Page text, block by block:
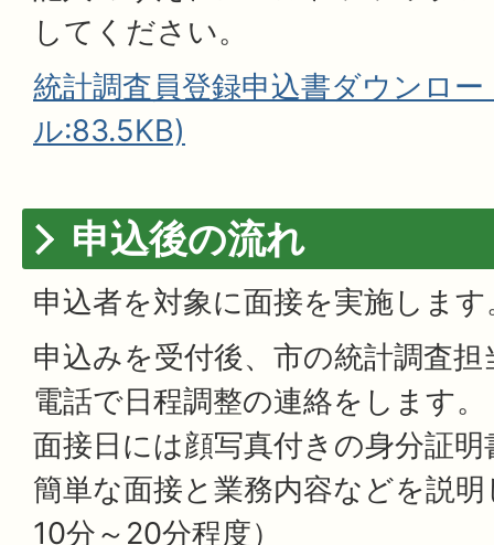
してください。
統計調査員登録申込書ダウンロ
ル:83.5KB)
申込後の流れ
申込者を対象に面接を実施します
申込みを受付後、市の統計調査
電話で日程調整の連絡をします。
面接日には顔写真付きの身分証
簡単な面接と業務内容などを説
10分～20分程度）